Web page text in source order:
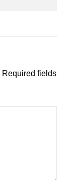
Required fields